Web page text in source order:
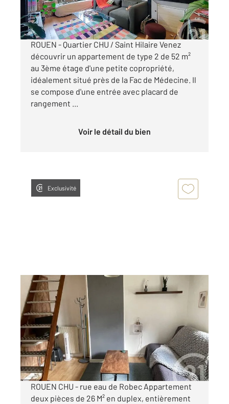
par mois charges comprises
ROUEN - Quartier CHU / Saint Hilaire Venez
découvrir un appartement de type 2 de 52 m²
au 3ème étage d'une petite copropriété,
idéalement situé près de la Fac de Médecine. Il
se compose d'une entrée avec placard de
rangement ...
Voir le détail du bien
Exclusivité
ROUEN 76
25,57 m 2, 2 pièces
Ref : 34449
Appartement F1Bis à louer
580 €
par mois charges comprises
ROUEN CHU - rue eau de Robec Appartement
deux pièces de 26 M² en duplex, entièrement